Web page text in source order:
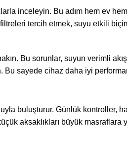
inceleyin. Bu adım hem ev
tercih etmek, suyu etkili
Bu sorunlar, suyun verimli
Bu sayede cihaz daha iyi
buluşturur. Günlük kontroller,
aksaklıkları büyük